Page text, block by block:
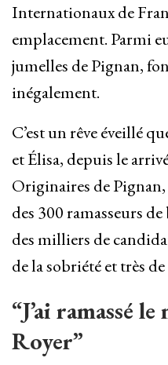
Internationaux de
emplacement. Parmi
jumelles de Pignan,
inégalement.
C’est un rêve éveillé
et Élisa, depuis le
Originaires de
des 300 ramasseurs
des milliers de
de la sobriété et très
“J’ai ramassé
Royer”